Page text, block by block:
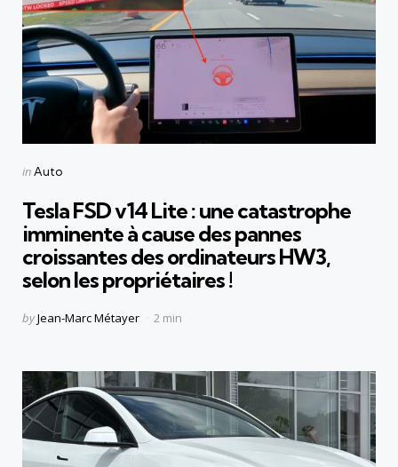
Categories
Posted
inAuto
Tesla FSD v14 Lite : une catastrophe
imminente à cause des pannes
croissantes des ordinateurs HW3,
selon les propriétaires !
Posted
byJean-Marc Métayer 2 min